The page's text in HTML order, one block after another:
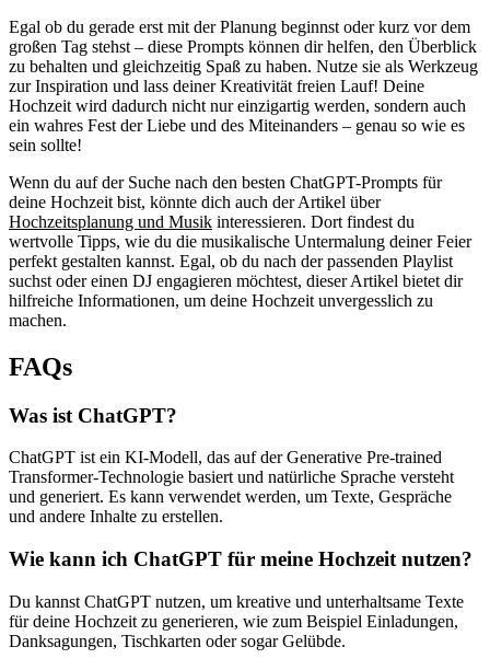
Egal ob du gerade erst mit der Planung beginnst oder kurz vor dem
großen Tag stehst – diese Prompts können dir helfen, den Überblick
zu behalten und gleichzeitig Spaß zu haben. Nutze sie als Werkzeug
zur Inspiration und lass deiner Kreativität freien Lauf! Deine
Hochzeit wird dadurch nicht nur einzigartig werden, sondern auch
ein wahres Fest der Liebe und des Miteinanders – genau so wie es
sein sollte!
Wenn du auf der Suche nach den besten ChatGPT-Prompts für
deine Hochzeit bist, könnte dich auch der Artikel über
Hochzeitsplanung und Musik interessieren. Dort findest du
wertvolle Tipps, wie du die musikalische Untermalung deiner Feier
perfekt gestalten kannst. Egal, ob du nach der passenden Playlist
suchst oder einen DJ engagieren möchtest, dieser Artikel bietet dir
hilfreiche Informationen, um deine Hochzeit unvergesslich zu
machen.
FAQs
Was ist ChatGPT?
ChatGPT ist ein KI-Modell, das auf der Generative Pre-trained
Transformer-Technologie basiert und natürliche Sprache versteht
und generiert. Es kann verwendet werden, um Texte, Gespräche
und andere Inhalte zu erstellen.
Wie kann ich ChatGPT für meine Hochzeit nutzen?
Du kannst ChatGPT nutzen, um kreative und unterhaltsame Texte
für deine Hochzeit zu generieren, wie zum Beispiel Einladungen,
Danksagungen, Tischkarten oder sogar Gelübde.